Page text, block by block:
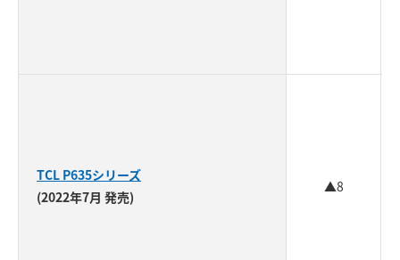
TCL P635シリーズ
(2022年7月 発売)
▲8